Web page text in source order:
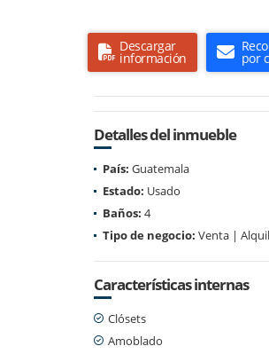
Descargar
información por
Detalles del inmueble
País: Guatemala
Estado: Usado
Baños: 4
Tipo de negocio: Venta |
Características internas
Clósets
Amoblado